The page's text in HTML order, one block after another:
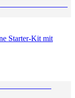
Starter-Kit mit